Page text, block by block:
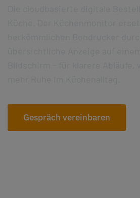
Gespräch vereinbaren